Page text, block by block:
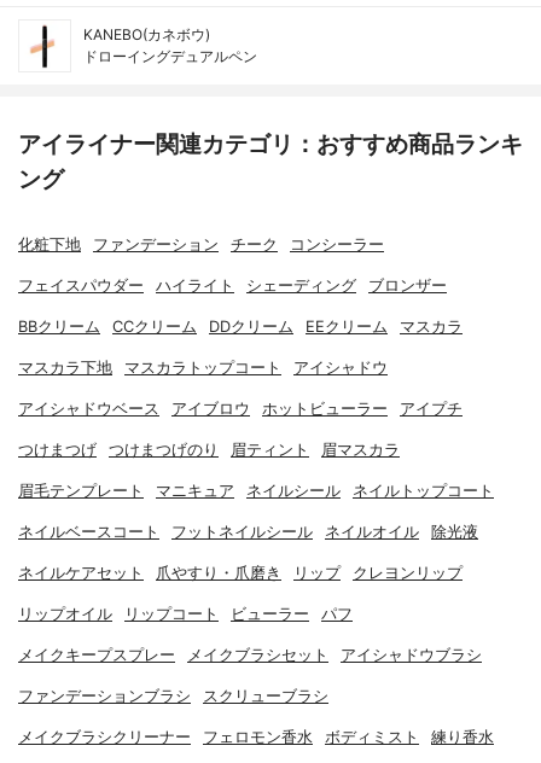
KANEBO(カネボウ)
ドローイングデュアルペン
アイライナー関連カテゴリ：おすすめ商品ランキ
ング
化粧下地 ファンデーション チーク コンシーラー
フェイスパウダー ハイライト シェーディング ブロンザー
BBクリーム CCクリーム DDクリーム EEクリーム マスカラ
マスカラ下地 マスカラトップコート アイシャドウ
アイシャドウベース アイブロウ ホットビューラー アイプチ
つけまつげ つけまつげのり 眉ティント 眉マスカラ
眉毛テンプレート マニキュア ネイルシール ネイルトップコート
ネイルベースコート フットネイルシール ネイルオイル 除光液
ネイルケアセット 爪やすり・爪磨き リップ クレヨンリップ
リップオイル リップコート ビューラー パフ
メイクキープスプレー メイクブラシセット アイシャドウブラシ
ファンデーションブラシ スクリューブラシ
メイクブラシクリーナー フェロモン香水 ボディミスト 練り香水